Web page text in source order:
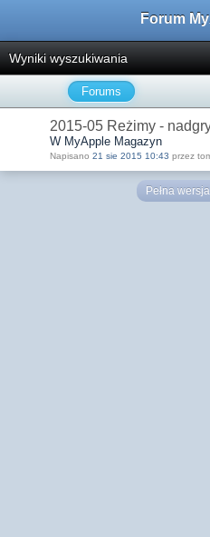
Forum
Wyniki wyszukiwania
Forums
2015-05 Reżimy -
W MyApple Magazyn
Napisano 21 sie 2015 10:43 przez
Pełna wersja